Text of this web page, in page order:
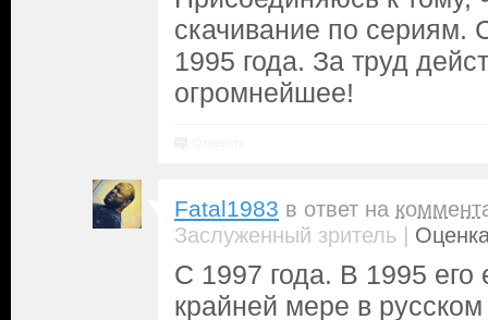
скачивание по сериям.
1995 года. За труд
огромнейшее!
Fatal1983 в ответ на
Заслуженный зритель |
С 1997 года. В 1995
крайней мере в